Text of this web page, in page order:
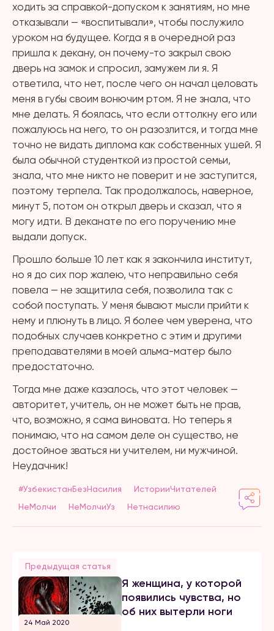
ходить за справкой-допуском к занятиям, но мне
отказывали — «воспитывали», чтобы послужило
уроком на будущее. Когда я в очередной раз
пришла к декану, он почему-то закрыл свою
дверь на замок и спросил, замужем ли я. Я
ответила, что нет, после чего он начал целовать
меня в губы своим вонючим ртом. Я не знала, что
мне делать. Я боялась, что если оттолкну его или
пожалуюсь на него, то он разозлится, и тогда мне
точно не видать диплома как собственных ушей. Я
была обычной студенткой из простой семьи,
знала, что мне никто не поверит и не заступится,
поэтому терпела. Так продолжалось, наверное,
минут 5, потом он открыл дверь и сказал, что я
могу идти. В деканате по его поручению мне
выдали допуск.
Прошло больше 10 лет как я закончила институт,
но я до сих пор жалею, что неправильно себя
повела — не защитила себя, позволила так с
собой поступать. У меня бывают мысли прийти к
нему и плюнуть в лицо. Я более чем уверена, что
подобных случаев конкретно с этим и другими
преподавателями в моей альма-матер было
предостаточно.
Тогда мне даже казалось, что этот человек —
авторитет, учитель, он не может быть не прав,
что, возможно, я сама виновата. Но теперь я
понимаю, что на самом деле он существо, не
достойное зваться ни учителем, ни мужчиной.
Неудачник!
#УзбекистанБезНасилия
ИсторииЧитателей
НеМолчи
НеМолчиУз Нетнасилию
Предыдущая статья
24 Май 2020
Я женщина, у которой
появились чувства, но
об них вытерли ноги